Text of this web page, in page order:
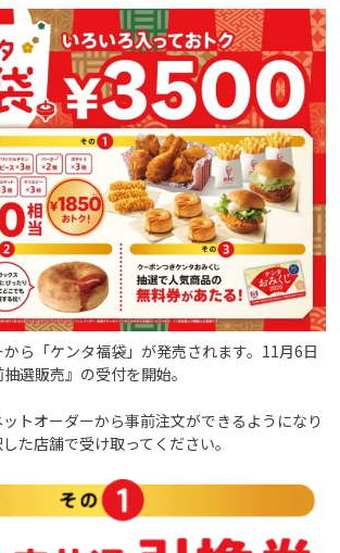
ら「ケンタ福袋」が発売されます。11月6日
選販売』の受付を開始。
トオーダーから事前注文ができるようになり
た店舗で受け取ってください。